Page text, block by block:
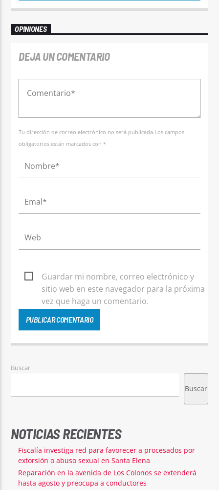
OPINIONES
DEJA UN COMENTARIO
Tu dirección de correo electrónico no será publicada.Los campos
obligatorios están marcados con *
Guardar mi nombre, correo electrónico y
sitio web en este navegador para la próxima
vez que haga un comentario.
Buscar
Buscar
NOTICIAS RECIENTES
Fiscalía investiga red para favorecer a procesados por
extorsión o abuso sexual en Santa Elena
Reparación en la avenida de Los Colonos se extenderá
hasta agosto y preocupa a conductores